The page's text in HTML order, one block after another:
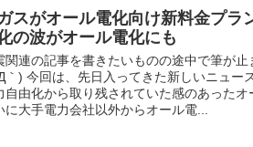
スがオール電化向け新料金プラ
の波がオール電化にも
関連の記事を書きたいものの途中で筆が
｀) 今回は、先日入ってきた新しいニュー
自由化から取り残されていた感のあったオ
に大手電力会社以外からオール電...